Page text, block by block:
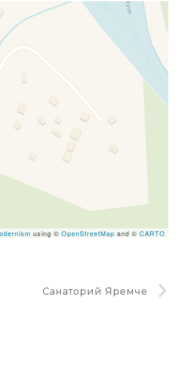
using © OpenStreetMap and © CARTO
Санаторий Яремче